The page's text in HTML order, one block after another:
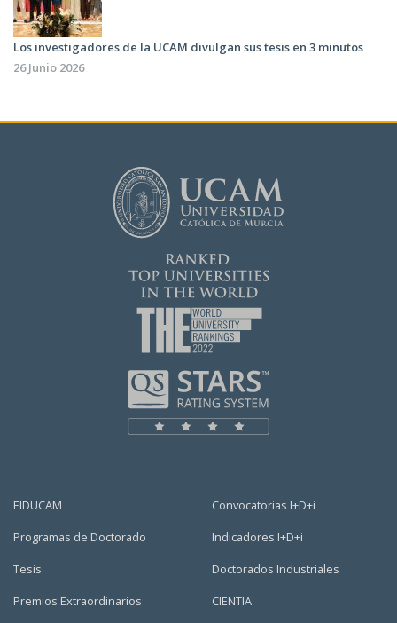
Los investigadores de la UCAM divulgan sus tesis en 3 minutos
26 Junio 2026
EIDUCAM
Programas de Doctorado
Tesis
Premios Extraordinarios
Convocatorias I+D+i
Indicadores I+D+i
Doctorados Industriales
CIENTIA